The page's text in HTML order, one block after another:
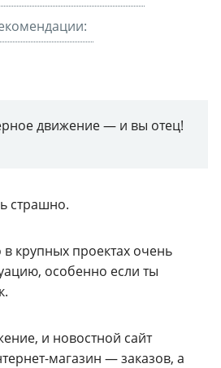
движение — и вы отец!
страшно.
крупных проектах очень
особенно если ты
и новостной сайт
магазин — заказов, а